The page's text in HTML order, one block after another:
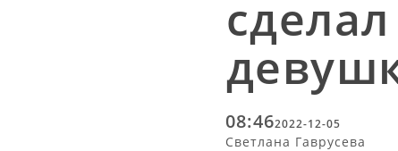
08:462022-12-05
Светлана Гаврусева